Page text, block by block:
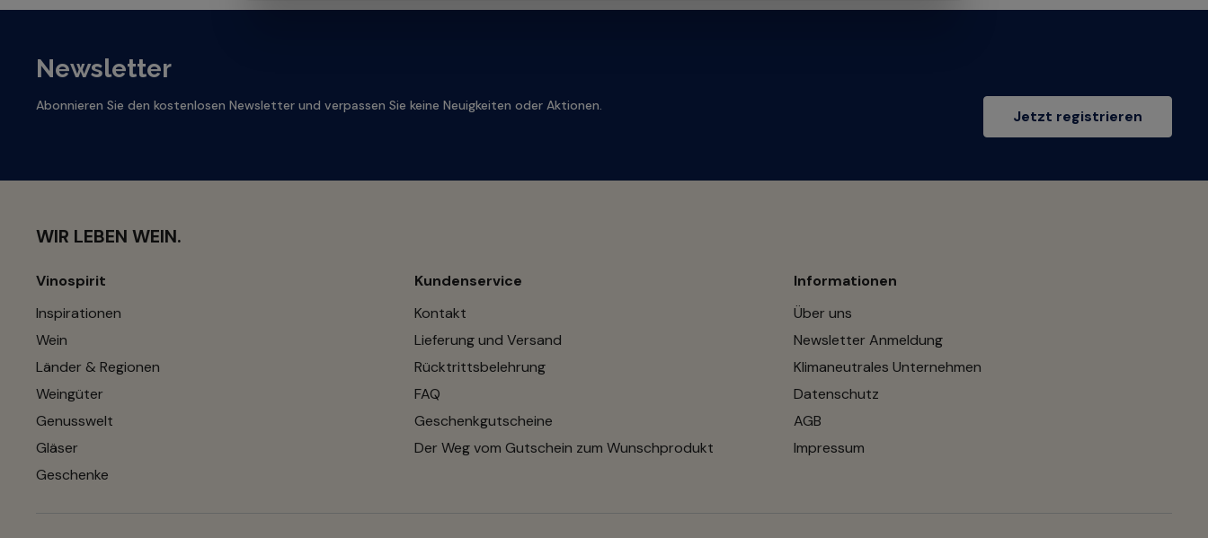
Newsletter
Abonnieren Sie den kostenlosen Newsletter und verpassen Sie keine Neuigkeiten oder Aktionen.
Jetzt registrieren
WIR LEBEN WEIN.
Vinospirit
Inspirationen
Wein
Länder & Regionen
Weingüter
Genusswelt
Gläser
Geschenke
Kundenservice
Kontakt
Lieferung und Versand
Rücktrittsbelehrung
FAQ
Geschenkgutscheine
Der Weg vom Gutschein zum Wunschprodukt
Informationen
Über uns
Newsletter Anmeldung
Klimaneutrales Unternehmen
Datenschutz
AGB
Impressum